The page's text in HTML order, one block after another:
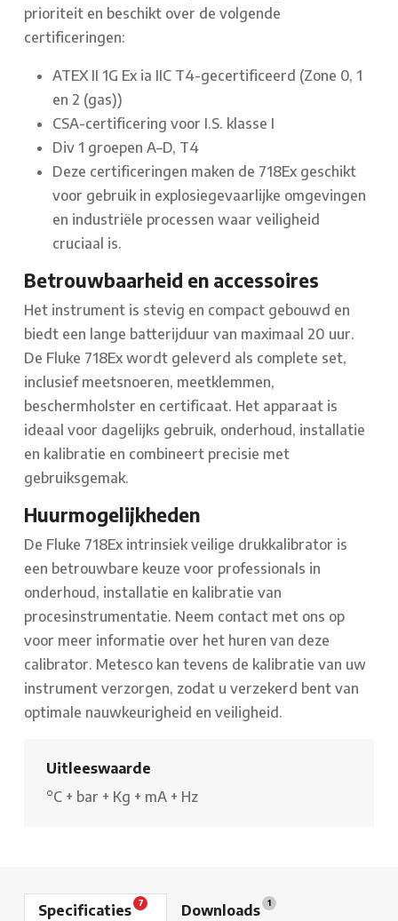
prioriteit en beschikt over de volgende
certificeringen:
ATEX II 1G Ex ia IIC T4-gecertificeerd (Zone 0, 1
en 2 (gas))
CSA-certificering voor I.S. klasse I
Div 1 groepen A–D, T4
Deze certificeringen maken de 718Ex geschikt
voor gebruik in explosiegevaarlijke omgevingen
en industriële processen waar veiligheid
cruciaal is.
Betrouwbaarheid en accessoires
Het instrument is stevig en compact gebouwd en
biedt een lange batterijduur van maximaal 20 uur.
De Fluke 718Ex wordt geleverd als complete set,
inclusief meetsnoeren, meetklemmen,
beschermholster en certificaat. Het apparaat is
ideaal voor dagelijks gebruik, onderhoud, installatie
en kalibratie en combineert precisie met
gebruiksgemak.
Huurmogelijkheden
De Fluke 718Ex intrinsiek veilige drukkalibrator is
een betrouwbare keuze voor professionals in
onderhoud, installatie en kalibratie van
procesinstrumentatie. Neem contact met ons op
voor meer informatie over het huren van deze
calibrator. Metesco kan tevens de kalibratie van uw
instrument verzorgen, zodat u verzekerd bent van
optimale nauwkeurigheid en veiligheid.
Uitleeswaarde
°C + bar + Kg + mA + Hz
Specificaties 7 Downloads 1